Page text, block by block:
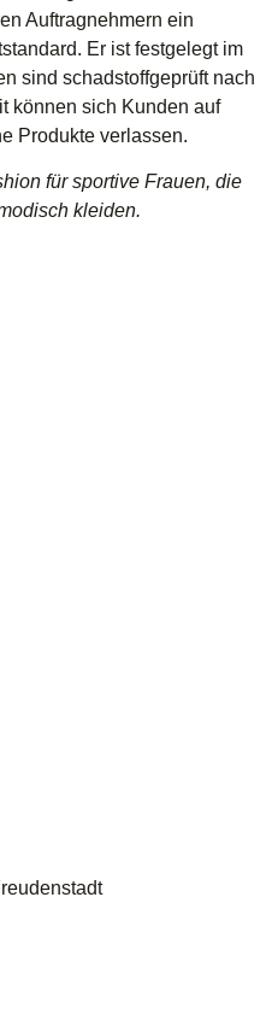
Auftragnehmern ein
Er ist festgelegt im
sind schadstoffgeprüft nach
können sich Kunden auf
Produkte verlassen.
für sportive Frauen, die
kleiden.